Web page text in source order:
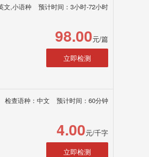
文,小语种 预计时间：3小时-72小时
98.00元/篇
立即检测
检查语种：中文 预计时间：60分钟
4.00元/千字
立即检测